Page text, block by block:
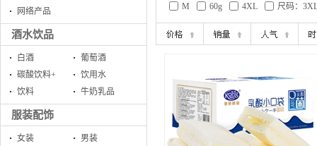
网络产品
酒水饮品
白酒
葡萄酒
碳酸饮料+
饮用水
饮料
牛奶乳品
服装配饰
女装 男装
M
60g 4XL 尺码：